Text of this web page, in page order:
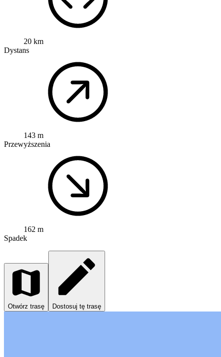
20 km
Dystans
143 m
Przewyższenia
162 m
Spadek
Otwórz trasę Dostosuj tę trasę